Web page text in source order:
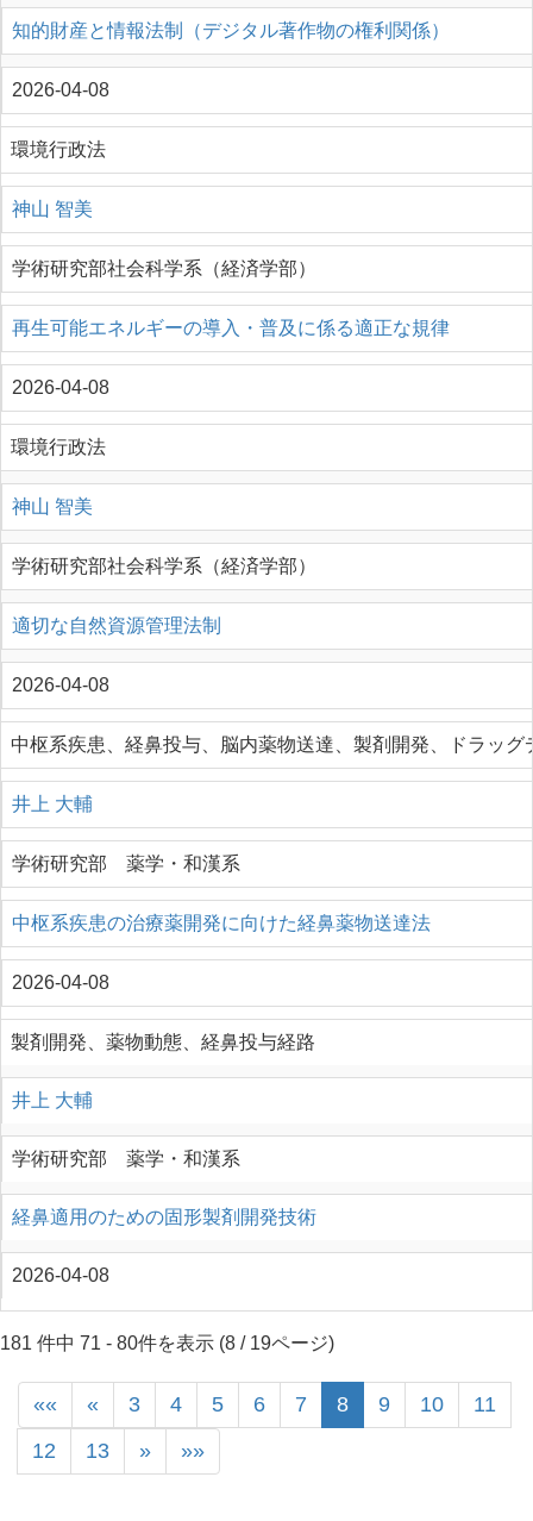
知的財産と情報法制（デジタル著作物の権利関係）
2026-04-08
環境行政法
神山 智美
学術研究部社会科学系（経済学部）
再生可能エネルギーの導入・普及に係る適正な規律
2026-04-08
環境行政法
神山 智美
学術研究部社会科学系（経済学部）
適切な自然資源管理法制
2026-04-08
中枢系疾患、経鼻投与、脳内薬物送達、製剤開発、ドラッグ
井上 大輔
学術研究部 薬学・和漢系
中枢系疾患の治療薬開発に向けた経鼻薬物送達法
2026-04-08
製剤開発、薬物動態、経鼻投与経路
井上 大輔
学術研究部 薬学・和漢系
経鼻適用のための固形製剤開発技術
2026-04-08
181 件中 71 - 80件を表示 (8 / 19ページ)
«« « 3 4 5 6 7 8 9 10
11
12
13 » »»